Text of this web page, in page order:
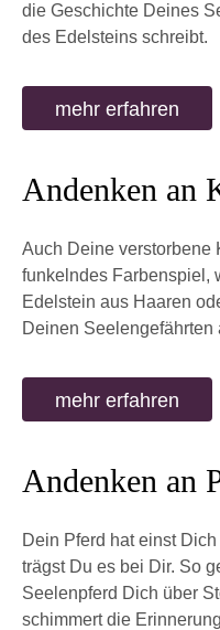
die Geschichte Deines
des Edelsteins schreibt.
mehr erfahren
Andenken an
Auch Deine verstorbene
funkelndes Farbenspiel,
Edelstein aus Haaren
Deinen Seelengefährten
mehr erfahren
Andenken an
Dein Pferd hat einst
trägst Du es bei Dir. So
Seelenpferd Dich über
schimmert die